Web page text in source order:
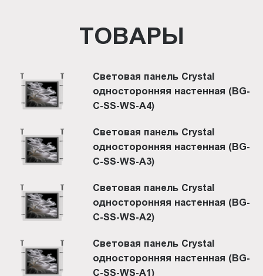
ТОВАРЫ
Световая панель Crystal
односторонняя настенная (BG-
C-SS-WS-A4)
Световая панель Crystal
односторонняя настенная (BG-
C-SS-WS-A3)
Световая панель Crystal
односторонняя настенная (BG-
C-SS-WS-A2)
Световая панель Crystal
односторонняя настенная (BG-
C-SS-WS-A1)